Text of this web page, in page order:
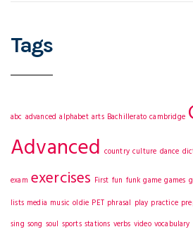
Tags
abc advanced alphabet arts Bachillerato cambridge
Advanced country culture dance
exam exercises First fun funk game games
lists media music oldie PET phrasal play practice
sing song soul sports stations verbs video vocabulary